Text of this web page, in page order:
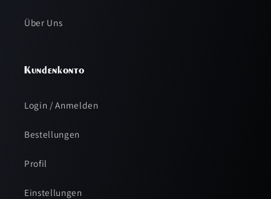
Über Uns
Kundenkonto
Login / Anmelden
Bestellungen
Profil
Einstellungen